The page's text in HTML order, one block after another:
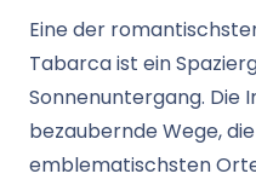
Eine der
Tabarca ist ein
Sonnenuntergang. Die
bezaubernde Wege,
emblematischsten